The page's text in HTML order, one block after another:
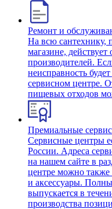
Ремонт и
На всю сантехнику,
магазине,
производителей.
неисправность
сервисном центре.
пищевых отходов
Премиальные
Сервисные центры
России. Адреса
на нашем сайте в
центре можно также
и аксессуары.
выпускается в
производства